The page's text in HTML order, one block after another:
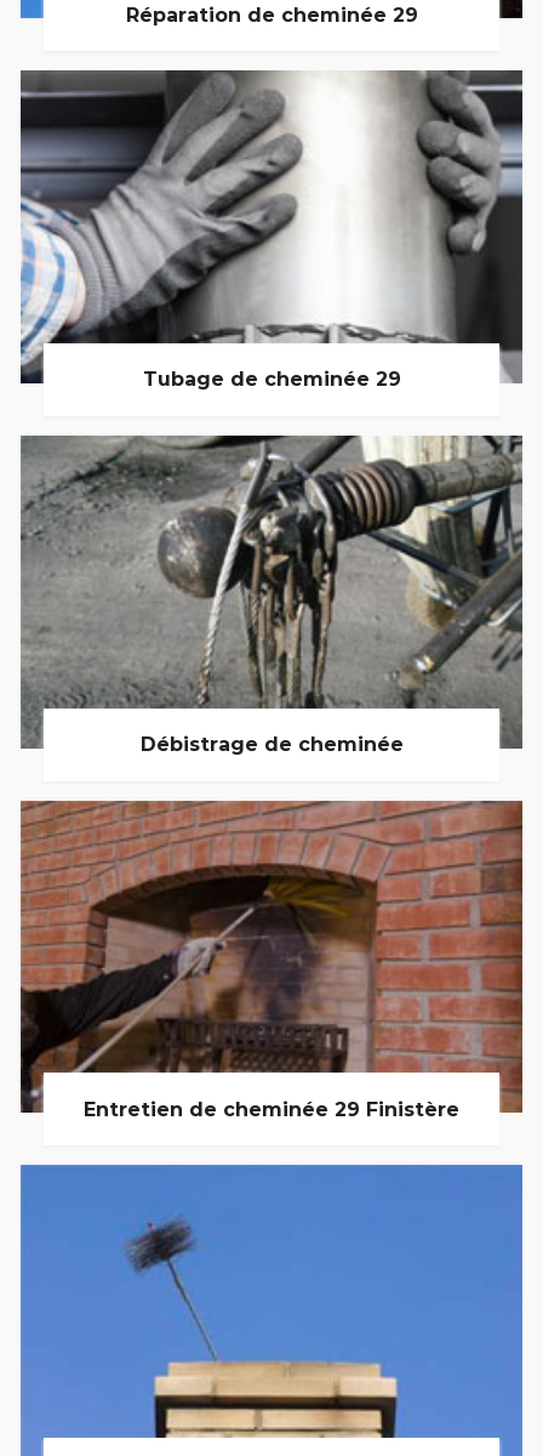
Réparation de cheminée 29
Tubage de cheminée 29
Débistrage de cheminée
Entretien de cheminée 29 Finistère